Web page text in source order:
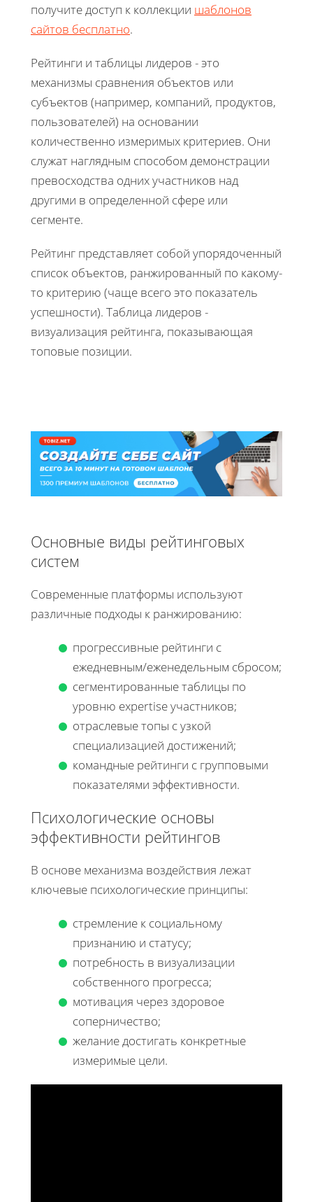
получите доступ к коллекции шаблонов
сайтов бесплатно.
Рейтинги и таблицы лидеров - это
механизмы сравнения объектов или
субъектов (например, компаний, продуктов,
пользователей) на основании
количественно измеримых критериев. Они
служат наглядным способом демонстрации
превосходства одних участников над
другими в определенной сфере или
сегменте.
Рейтинг представляет собой упорядоченный
список объектов, ранжированный по какому-
то критерию (чаще всего это показатель
успешности). Таблица лидеров -
визуализация рейтинга, показывающая
топовые позиции.
Основные виды рейтинговых
систем
Современные платформы используют
различные подходы к ранжированию:
прогрессивные рейтинги с
ежедневным/еженедельным сбросом;
сегментированные таблицы по
уровню expertise участников;
отраслевые топы с узкой
специализацией достижений;
командные рейтинги с групповыми
показателями эффективности.
Психологические основы
эффективности рейтингов
В основе механизма воздействия лежат
ключевые психологические принципы:
стремление к социальному
признанию и статусу;
потребность в визуализации
собственного прогресса;
мотивация через здоровое
соперничество;
желание достигать конкретные
измеримые цели.